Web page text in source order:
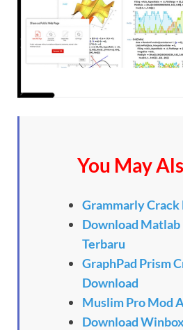
You May
Grammarly Crack
Download Matlab
Terbaru
GraphPad Prism
Download
Muslim Pro Mod
Download